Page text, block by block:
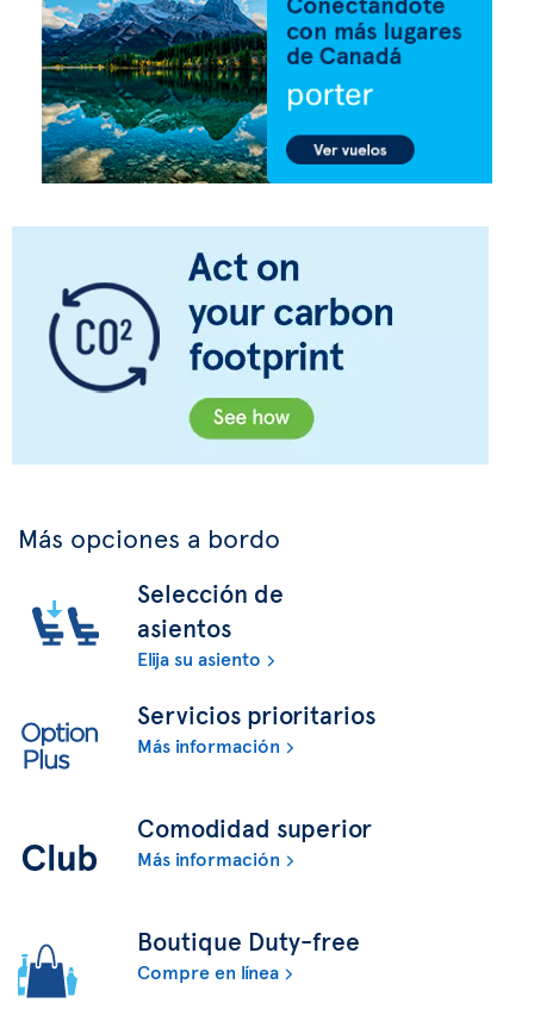
Más opciones a bordo
Selección de
asientos
Elija su asiento
Servicios prioritarios
Más información
Comodidad superior
Más información
Boutique Duty-free
Compre en línea